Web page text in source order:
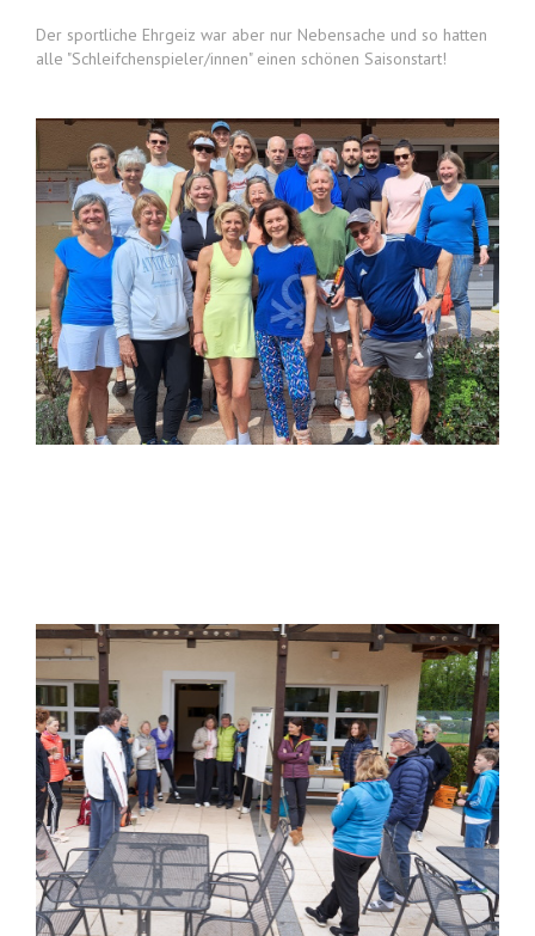
Der sportliche Ehrgeiz war aber nur Nebensache und so hatten
alle "Schleifchenspieler/innen" einen schönen Saisonstart!